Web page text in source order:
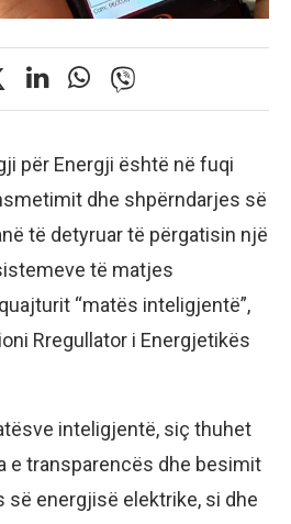
për Energji është në fuqi
dhe shpërndarjes së
të detyruar të përgatisin një
të matjes
“matës inteligjentë”,
Rregullator i Energjetikës
inteligjentë, siç thuhet
e transparencës dhe besimit
energjisë elektrike, si dhe